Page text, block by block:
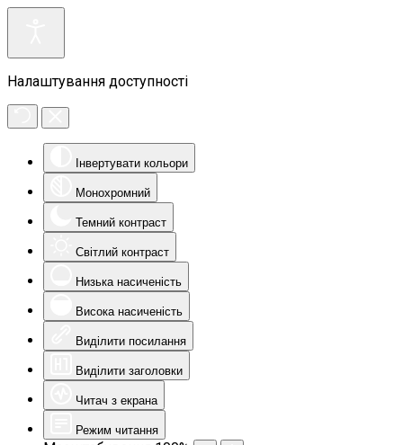
Налаштування доступності
Інвертувати кольори
Монохромний
Темний контраст
Світлий контраст
Низька насиченість
Висока насиченість
Виділити посилання
Виділити заголовки
Читач з екрана
Режим читання